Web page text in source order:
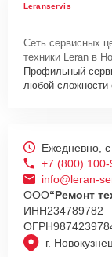
Leranservis
Сеть сервисных
техники Leran в
Профильный
любой сложности
г.
Ежедневно,
+7 (800)
info@leran-
ООО“Ремонт
ИНН234789782
ОГРН